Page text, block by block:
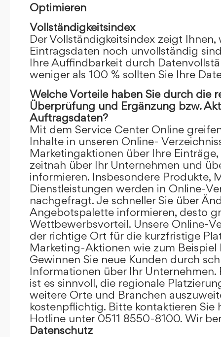
Optimieren
Vollständigkeitsindex
Der Vollständigkeitsindex zeigt
Eintragsdaten noch unvollständig
Ihre Auffindbarkeit durch
weniger als 100 % sollten Sie Ihre
Welche Vorteile haben Sie durch die
Überprüfung und Ergänzung bzw.
Auftragsdaten?
Mit dem Service Center Online
Inhalte in unseren Online-
Marketingaktionen über Ihre
zeitnah über Ihr Unternehmen und
informieren. Insbesondere Produkte,
Dienstleistungen werden in Online-
nachgefragt. Je schneller Sie über
Angebotspalette informieren, desto
Wettbewerbsvorteil. Unsere Online-
der richtige Ort für die kurzfristige
Marketing-Aktionen wie zum Beispiel
Gewinnen Sie neue Kunden durch
Informationen über Ihr Unternehmen.
ist es sinnvoll, die regionale
weitere Orte und Branchen
kostenpflichtig. Bitte kontaktieren Sie
Hotline unter 0511 8550-8100. Wir
Datenschutz